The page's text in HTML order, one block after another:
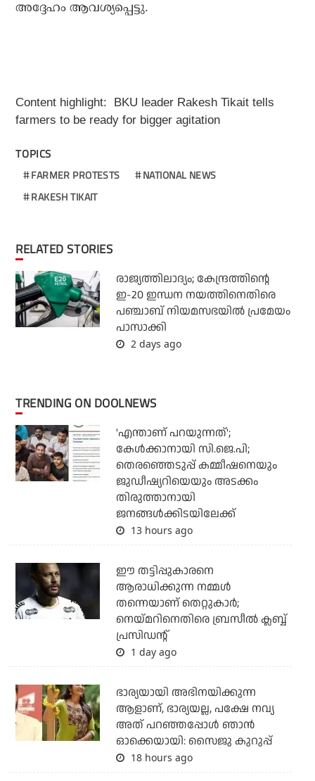
അദ്ദേഹം ആവശ്യപ്പെട്ടു.
Content highlight: BKU leader Rakesh Tikait tells
farmers to be ready for bigger agitation
TOPICS
FARMER PROTESTS
NATIONAL NEWS
RAKESH TIKAIT
RELATED STORIES
രാജ്യത്തിലാദ്യം; കേന്ദ്രത്തിന്റെ
ഇ-20 ഇന്ധന നയത്തിനെതിരെ
പഞ്ചാബ് നിയമസഭയില്‍ പ്രമേയം
പാസാക്കി
2 days ago
TRENDING ON DOOLNEWS
'എന്താണ് പറയുന്നത്';
കേള്‍ക്കാനായി സി.ജെ.പി;
തെരഞ്ഞെടുപ്പ് കമ്മീഷനെയും
ജുഡീഷ്യറിയെയും അടക്കം
തിരുത്താനായി
ജനങ്ങള്‍ക്കിടയിലേക്ക്
13 hours ago
ഈ തട്ടിപ്പുകാരനെ
ആരാധിക്കുന്ന നമ്മള്‍
തന്നെയാണ് തെറ്റുകാര്‍;
നെയ്മറിനെതിരെ ബ്രസീല്‍ ക്ലബ്ബ്
പ്രസിഡന്റ്
1 day ago
ഭാര്യയായി അഭിനയിക്കുന്ന
ആളാണ്, ഭാര്യയല്ല, പക്ഷേ നവ്യ
അത് പറഞ്ഞപ്പോള്‍ ഞാന്‍
ഓക്കെയായി: സൈജു കുറുപ്പ്
18 hours ago